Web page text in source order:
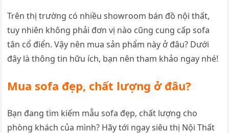
Trên thị trường có nhiều showroom bán đồ nội thất,
tuy nhiên không phải đơn vị nào cũng cung cấp sofa
tân cổ điển. Vậy nên mua sản phẩm này ở đâu? Dưới
đây là thông tin hữu ích, bạn nên tham khảo ngay nhé!
Mua sofa đẹp, chất lượng ở đâu?
Bạn đang tìm kiếm mẫu sofa đẹp, chất lượng cho
phòng khách của mình? Hãy tới ngay siêu thị Nội Thất